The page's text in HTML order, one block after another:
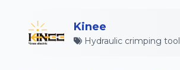
Kinee
Hydraulic crimping tool